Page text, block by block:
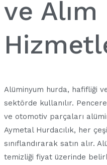
ve Alım
Alüminyum hurda, hafifliği
sektörde kullanılır.
ve otomotiv parçaları
Aymetal Hurdacılık, her
sınıflandırarak satın alır.
temizliği fiyat üzerinde